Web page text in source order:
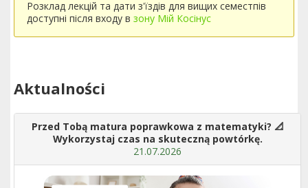
Розклад лекцій та дати з'їздів для вищих семестпів
доступні після входу в зону Мій Косінус
Aktualności
Przed Tobą matura poprawkowa z matematyki? 📐
Wykorzystaj czas na skuteczną powtórkę.
21.07.2026